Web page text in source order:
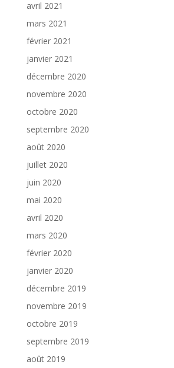
avril 2021
mars 2021
février 2021
janvier 2021
décembre 2020
novembre 2020
octobre 2020
septembre 2020
août 2020
juillet 2020
juin 2020
mai 2020
avril 2020
mars 2020
février 2020
janvier 2020
décembre 2019
novembre 2019
octobre 2019
septembre 2019
août 2019